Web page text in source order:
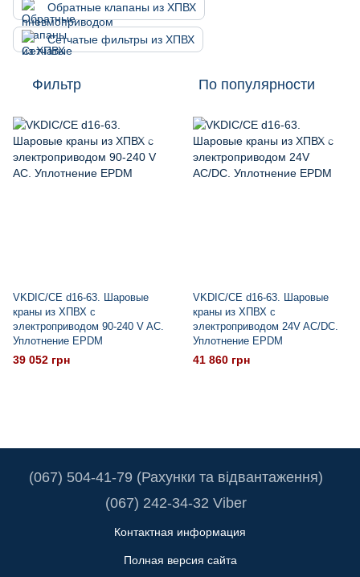
Обратные клапаны из ХПВХ
Сетчатые фильтры из ХПВХ
Фильтр По популярности
VKDIC/CE d16-63. Шаровые
краны из ХПВХ с
электроприводом 90-240 V AC.
Уплотнение EPDM
39 052 грн
VKDIС/CE d16-63. Шаровые
краны из ХПВХ с
электроприводом 24V AC/DC.
Уплотнение EPDM
41 860 грн
(067) 504-41-79 (Рахунки та відвантаження)
(067) 242-34-32 Viber
Контактная информация
Полная версия сайта